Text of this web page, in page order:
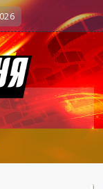
у Соловьёва